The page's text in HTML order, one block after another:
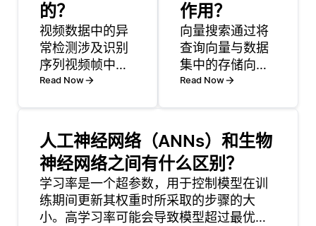
的？
视频数据中的异
常检测涉及识别
序列视频帧中与
正常模式显著不
通常从视频预处
理开始，将视频
拆分成单独的帧
或段进行分析。
开发人员通常采
用能够分析像素
Read Now
作用？
向量搜索通过将
查询向量与数据
集中的存储向量
进行比较以识别
程包括三个主要
步骤: 向量生成，
相似性度量和检
索。 首先，使用
嵌入模型 (如
Word2Vec或
Read Now
人工神经网络（ANNs）和生物
神经网络之间有什么区别？
学习率是一个超参数，用于控制模型在训
练期间更新其权重时所采取的步骤的大
小。高学习率可能会导致模型超过最优